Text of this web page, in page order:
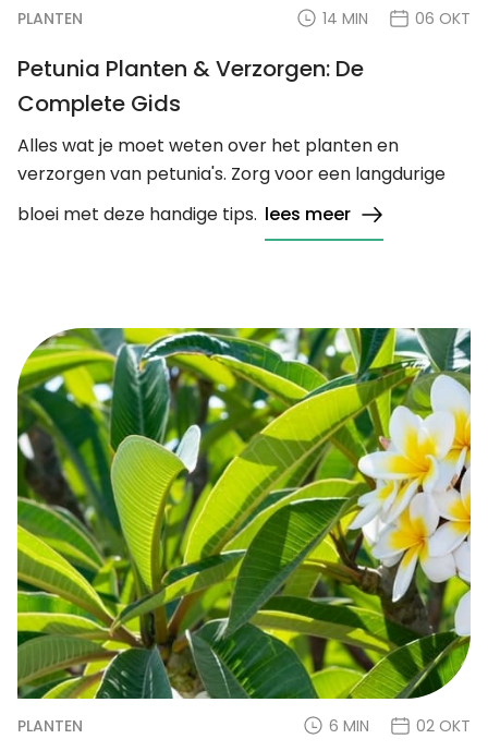
PLANTEN 14 MIN 06 OKT
Petunia Planten & Verzorgen: De
Complete Gids
Alles wat je moet weten over het planten en
verzorgen van petunia's. Zorg voor een langdurige
bloei met deze handige tips. lees meer
PLANTEN 6 MIN 02 OKT